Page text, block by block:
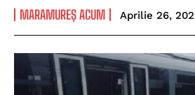
MARAMUREȘ ACUM Aprilie 26,